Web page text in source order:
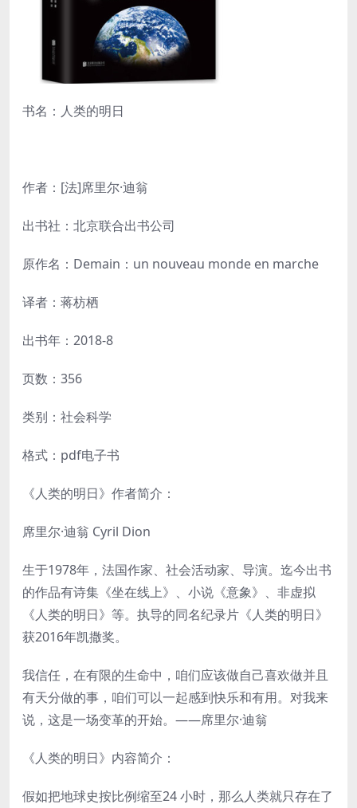
书名：人类的明日
作者：[法]席里尔·迪翁
出书社：北京联合出书公司
原作名：Demain：un nouveau monde en marche
译者：蒋枋栖
出书年：2018-8
页数：356
类别：社会科学
格式：pdf电子书
《人类的明日》作者简介：
席里尔·迪翁 Cyril Dion
生于1978年，法国作家、社会活动家、导演。迄今出书
的作品有诗集《坐在线上》、小说《意象》、非虚拟
《人类的明日》等。执导的同名纪录片《人类的明日》
获2016年凯撒奖。
我信任，在有限的生命中，咱们应该做自己喜欢做并且
有天分做的事，咱们可以一起感到快乐和有用。对我来
说，这是一场变革的开始。——席里尔·迪翁
《人类的明日》内容简介：
假如把地球史按比例缩至24 小时，那么人类就只存在了